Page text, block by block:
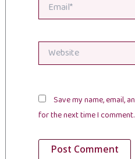
Website
Save my name, email,
for the next time I comment.